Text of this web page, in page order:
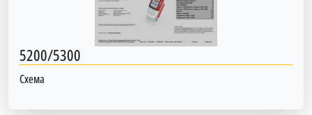
5200/5300
Схема